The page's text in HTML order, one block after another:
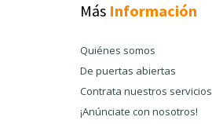
Más Información
Quiénes somos
De puertas abiertas
Contrata nuestros servicios
¡Anúnciate con nosotros!